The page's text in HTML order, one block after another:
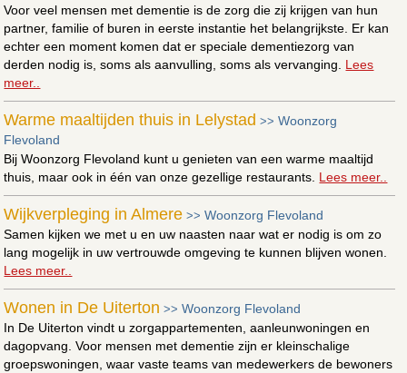
Voor veel mensen met dementie is de zorg die zij krijgen van hun
partner, familie of buren in eerste instantie het belangrijkste. Er kan
echter een moment komen dat er speciale dementiezorg van
derden nodig is, soms als aanvulling, soms als vervanging. Lees
meer..
Warme maaltijden thuis in Lelystad >>Woonzorg
Flevoland
Bij Woonzorg Flevoland kunt u genieten van een warme maaltijd
thuis, maar ook in één van onze gezellige restaurants. Lees meer..
Wijkverpleging in Almere >>Woonzorg Flevoland
Samen kijken we met u en uw naasten naar wat er nodig is om zo
lang mogelijk in uw vertrouwde omgeving te kunnen blijven wonen.
Lees meer..
Wonen in De Uiterton >>Woonzorg Flevoland
In De Uiterton vindt u zorgappartementen, aanleunwoningen en
dagopvang. Voor mensen met dementie zijn er kleinschalige
groepswoningen, waar vaste teams van medewerkers de bewoners